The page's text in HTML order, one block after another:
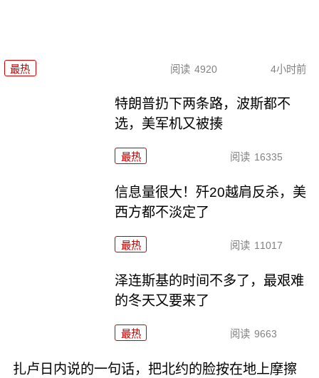
最热 阅读 4920 4小时前
特朗普扔下两条路，波斯都不
选，美军机又被揍
最热 阅读 16335
信息量很大！歼20越肩反杀，美
西方都不淡定了
最热 阅读 11017
泽连斯基的时间不多了，最艰难
的冬天又要来了
最热 阅读 9663
扎卢日内说的一句话，把北约的脸按在地上摩擦